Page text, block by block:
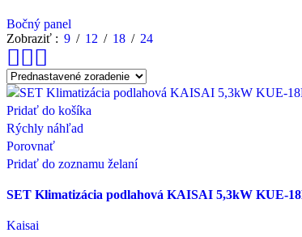
Bočný panel
Zobraziť
9 12 18 24
Pridať do košíka
Rýchly náhľad
Porovnať
Pridať do zoznamu želaní
SET Klimatizácia podlahová KAISAI 5,3kW KUE-
Kaisai